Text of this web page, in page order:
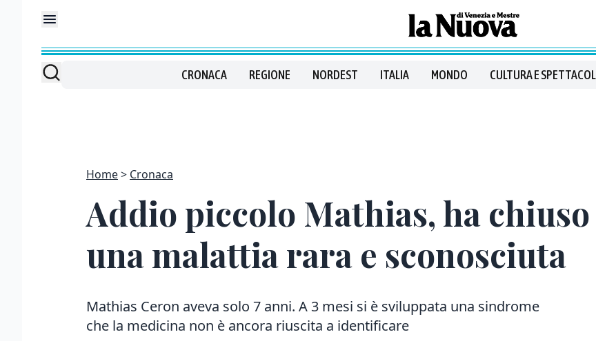
CRONACA REGIONE NORDEST ITALIA MONDO CULTURA E
Home Cronaca
Addio piccolo Mathias, ha
una malattia rara e sconosciuta
Mathias Ceron aveva solo 7 anni. A 3 mesi si è sviluppata una sindrome
che la medicina non è ancora riuscita a identificare